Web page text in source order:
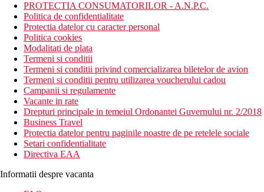
PROTECTIA CONSUMATORILOR - A.N.P.C.
Politica de confidentialitate
Protectia datelor cu caracter personal
Politica cookies
Modalitati de plata
Termeni si conditii
Termeni si conditii privind comercializarea biletelor de avion
Termeni si conditii pentru utilizarea voucherului cadou
Campanii si regulamente
Vacante in rate
Drepturi principale in temeiul Ordonantei Guvernului nr. 2/2018
Business Travel
Protectia datelor pentru paginile noastre de pe retelele sociale
Setari confidentialitate
Directiva EAA
Informatii despre vacanta